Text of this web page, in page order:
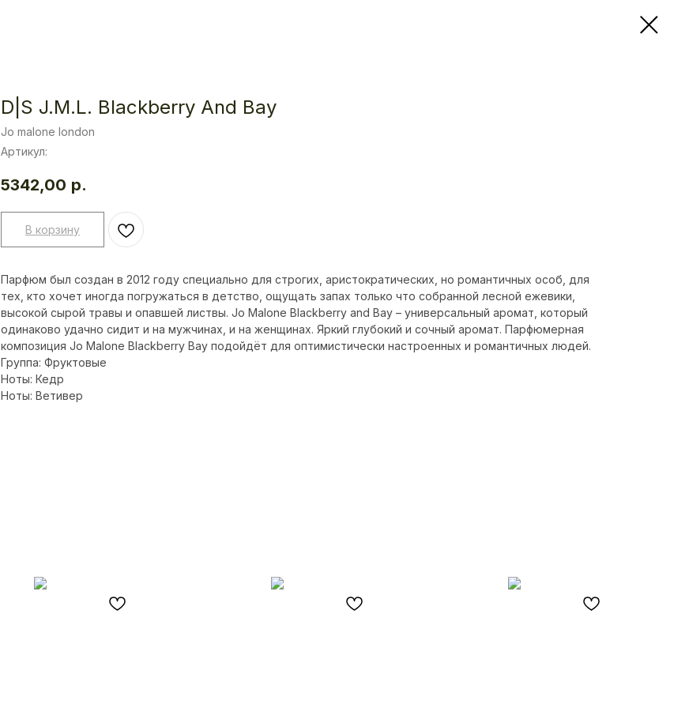
D|S J.M.L. Blackberry And Bay
Jo malone london
Артикул:
5342,00 р.
В корзину
Парфюм был создан в 2012 году специально для строгих, аристократических, но романтичных особ, для
тех, кто хочет иногда погружаться в детство, ощущать запах только что собранной лесной ежевики,
высокой сырой травы и опавшей листвы. Jo Malone Blackberry and Bay – универсальный аромат, который
одинаково удачно сидит и на мужчинах, и на женщинах. Яркий глубокий и сочный аромат. Парфюмерная
композиция Jo Malone Blackberry Bay подойдёт для оптимистически настроенных и романтичных людей.
Группа: Фруктовые
Ноты: Кедр
Ноты: Ветивер